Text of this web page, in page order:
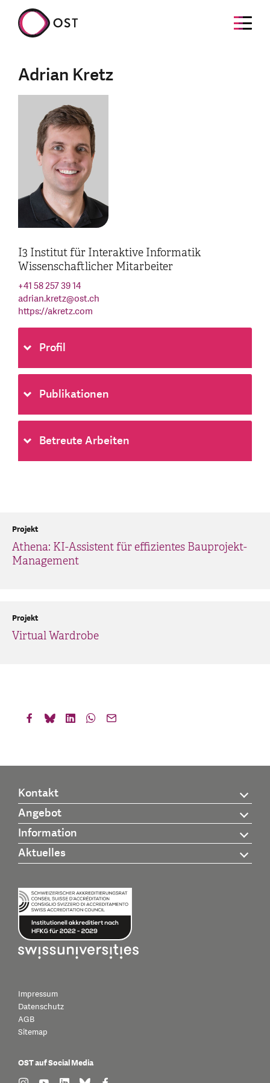
Adrian Kretz
I3 Institut für Interaktive Informatik
Wissenschaftlicher Mitarbeiter
+41 58 257 39 14
adrian.kretz@ost.ch
https://akretz.com
Profil
Publikationen
Betreute Arbeiten
Athena: KI-Assistent für effizientes Bauprojekt-
Management
Projekt
Virtual Wardrobe
Projekt
Kontakt
Angebot
Information
Aktuelles
Impressum
Datenschutz
AGB
Sitemap
OST auf Social Media